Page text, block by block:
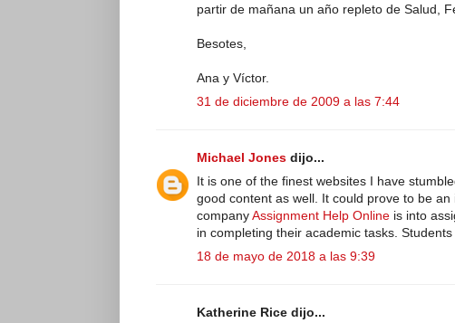
partir de mañana un año repleto de Salud,
Besotes,
Ana y Víctor.
31 de diciembre de 2009 a las 7:44
Michael Jones dijo...
It is one of the finest websites I have
good content as well. It could prove to be
companyAssignment Help Online is into
in completing their academic tasks.
18 de mayo de 2018 a las 9:39
Katherine Rice dijo...